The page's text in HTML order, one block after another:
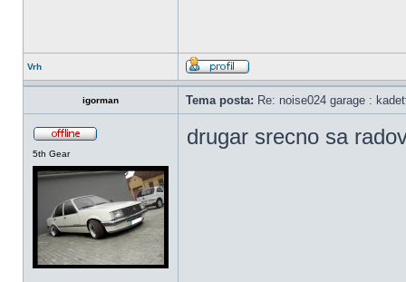
Vrh
igorman Tema posta: Re: noise024 garage :
5th Gear
drugar srecno sa